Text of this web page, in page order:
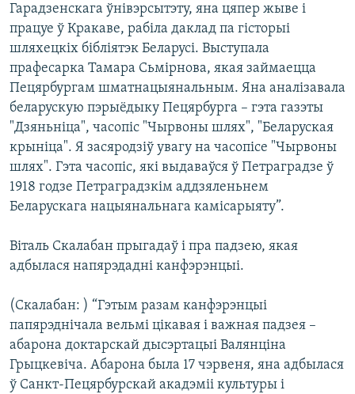
Гарадзенскага ўнівэрсытэту, яна цяпер жыве і
працуе ў Кракаве, рабіла даклад па гісторыі
шляхецкіх бібліятэк Беларусі. Выступала
прафесарка Тамара Сьмірнова, якая займаецца
Пецярбургам шматнацыянальным. Яна аналізавала
беларускую пэрыёдыку Пецярбурга – гэта газэты
"Дзяньніца", часопіс "Чырвоны шлях", "Беларуская
крыніца". Я засяродзіў увагу на часопісе "Чырвоны
шлях". Гэта часопіс, які выдаваўся ў Петраградзе ў
1918 годзе Петраградзкім аддзяленьнем
Беларускага нацыянальнага камісарыяту”.
Віталь Скалабан прыгадаў і пра падзею, якая
адбылася напярэдадні канфэрэнцыі.
(Скалабан: ) “Гэтым разам канфэрэнцыі
папярэднічала вельмі цікавая і важная падзея –
абарона доктарскай дысэртацыі Валянціна
Грыцкевіча. Абарона была 17 чэрвеня, яна адбылася
ў Санкт-Пецярбурскай акадэміі культуры і